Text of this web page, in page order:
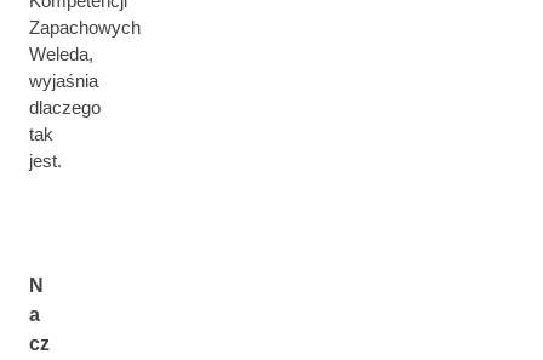
Zapachowych
Weleda,
wyjaśnia
dlaczego
tak
jest.
N
a
cz